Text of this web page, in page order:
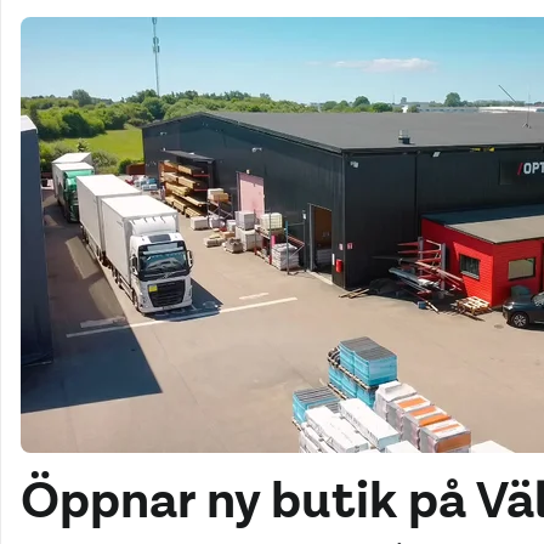
Öppnar ny butik på